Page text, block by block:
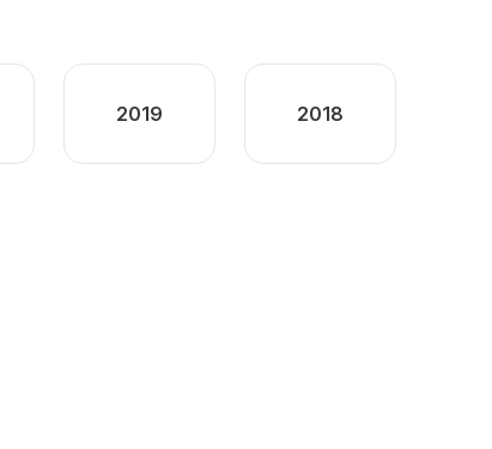
2019 2018